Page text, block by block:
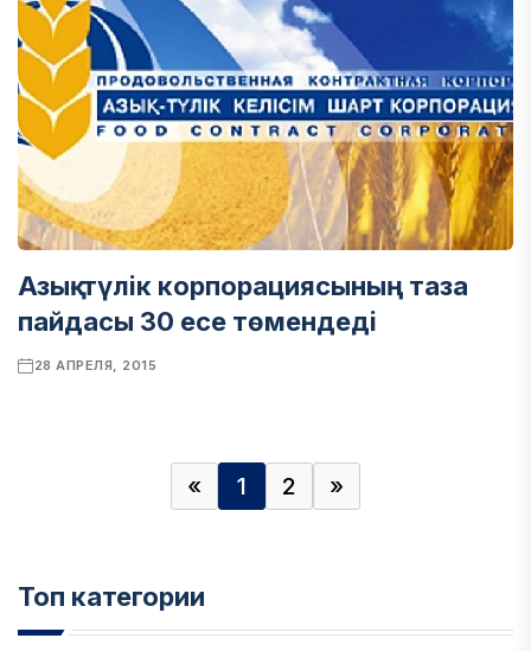
Азық-түлік корпорациясының таза
пайдасы 30 есе төмендеді
28 АПРЕЛЯ, 2015
« 1 2 »
Топ категории